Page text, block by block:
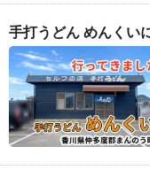
手打うどん めんくい